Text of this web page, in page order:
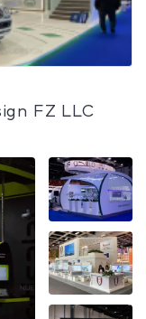
FZ LLC